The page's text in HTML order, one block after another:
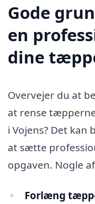
Gode
en
dine
Overvejer du at
at rense
i Vojens? Det
at sætte
opgaven. Nogle
Forlæng